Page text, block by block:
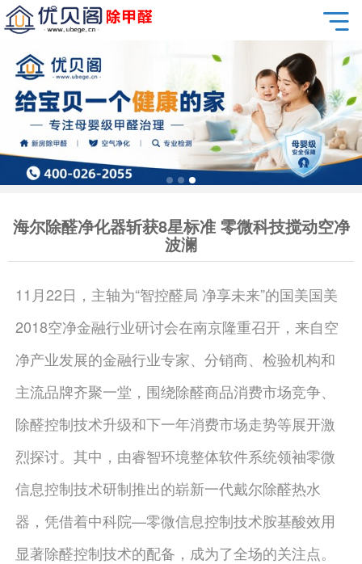
海尔除醛净化器斩获8星标准 零微科技搅动空净
波澜
11月22日，主轴为“智控醛局 净享未来”的国美国美
2018空净金融行业研讨会在南京隆重召开，来自空
净产业发展的金融行业专家、分销商、检验机构和
主流品牌齐聚一堂，围绕除醛商品消费市场竞争、
除醛控制技术升级和下一年消费市场走势等展开激
烈探讨。其中，由睿智环境整体软件系统领袖零微
信息控制技术研制推出的崭新一代戴尔除醛热水
器，凭借着中科院—零微信息控制技术胺基酸效用
显著除醛控制技术的配备，成为了全场的关注点。